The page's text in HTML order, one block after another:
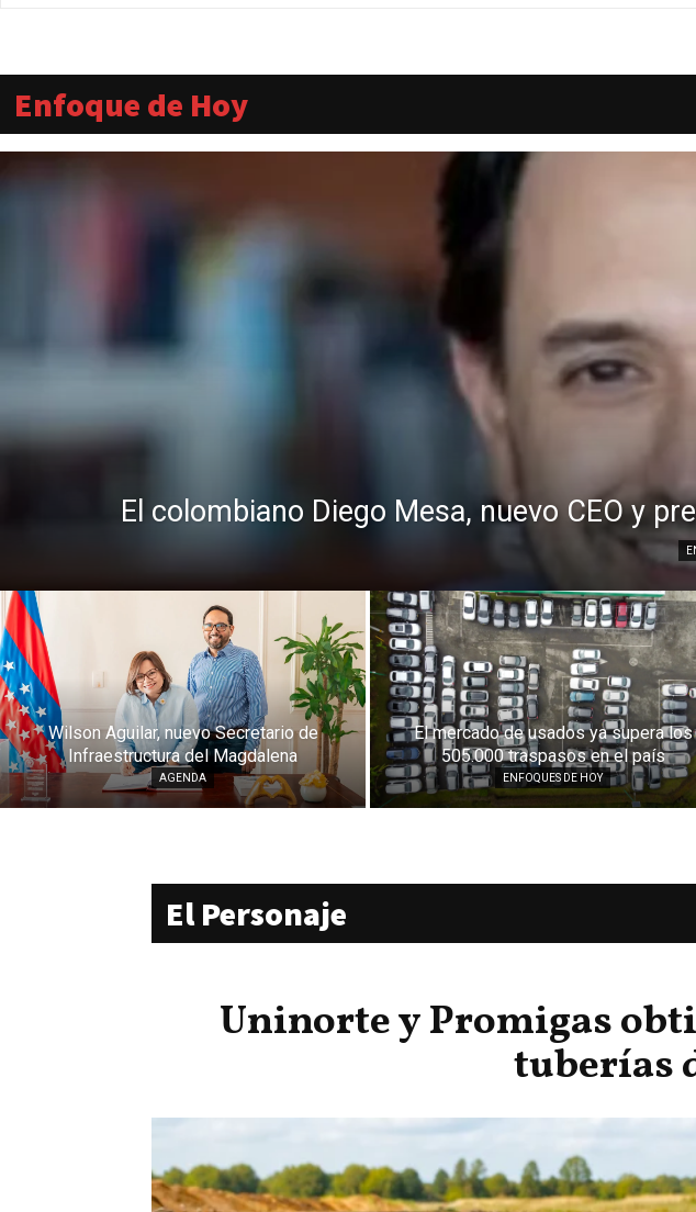
Enfoque de Hoy
El colombiano Diego Mesa, nuevo CEO y
Wilson Aguilar, nuevo Secretario de
Infraestructura del Magdalena
AGENDA
El mercado de usados ya supera los
505.000 traspasos en el país
ENFOQUES DE HOY
El Personaje
Uninorte y Promigas
tuberías